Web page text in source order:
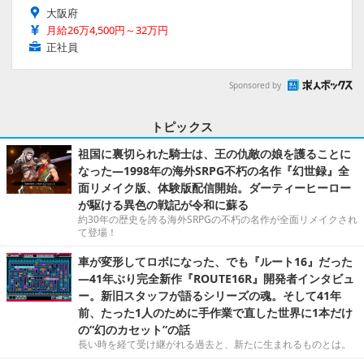
大阪府
月給26万4,500円～32万円
正社員
Sponsored by
トピックス
祖国に裏切られた騎士は、王の仇敵の娘を護ることに
なった―1998年の海外SRPG不朽の名作『幻世録』全
面リメイク版、体験版配信開始。ダーティーヒーロー
が駆ける異色の戦記が令和に蘇る
約30年の歴史を誇る海外SRPGの不朽の名作が全面リメイクされ
て登場！
車が変形してロボになった、でも『ルート16』だった
―41年ぶり完全新作『ROUTE16R』開発者インタビュ
ー。新旧スタッフが語るシリーズの魂。そして41年
前、たった1人のために手作業で直した世界に1本だけ
の“幻のカセット”の話
長い時を経て受け継がれる過去と、新たに生まれるものとは。